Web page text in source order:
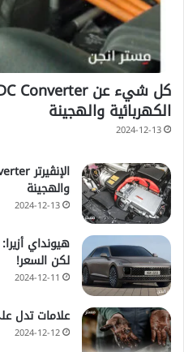
الكهربائية والهجينة
2024-12-13
والهجينة
2024-12-13
هيونداي
لكن السعر!
2024-12-11
علامات تدل
2024-12-12